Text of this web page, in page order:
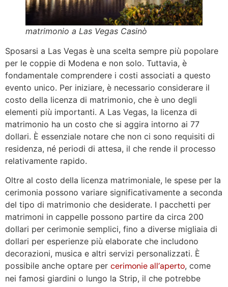
matrimonio a Las Vegas Casinò
Sposarsi a Las Vegas è una scelta sempre più popolare
per le coppie di Modena e non solo. Tuttavia, è
fondamentale comprendere i costi associati a questo
evento unico. Per iniziare, è necessario considerare il
costo della licenza di matrimonio, che è uno degli
elementi più importanti. A Las Vegas, la licenza di
matrimonio ha un costo che si aggira intorno ai 77
dollari. È essenziale notare che non ci sono requisiti di
residenza, né periodi di attesa, il che rende il processo
relativamente rapido.
Oltre al costo della licenza matrimoniale, le spese per la
cerimonia possono variare significativamente a seconda
del tipo di matrimonio che desiderate. I pacchetti per
matrimoni in cappelle possono partire da circa 200
dollari per cerimonie semplici, fino a diverse migliaia di
dollari per esperienze più elaborate che includono
decorazioni, musica e altri servizi personalizzati. È
possibile anche optare per cerimonie all’aperto, come
nei famosi giardini o lungo la Strip, il che potrebbe